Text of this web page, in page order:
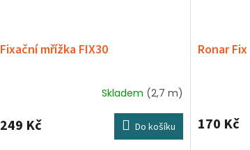
Fixační mřížka FIX30
Skladem (2,7 m)
249 Kč Do košíku
Ronar Fix
produktu
170 Kč